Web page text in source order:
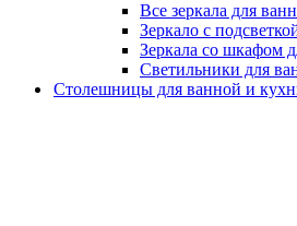
Все зеркала для
Зеркало с
Зеркала со шкафом
Светильники для
Столешницы для ванной и